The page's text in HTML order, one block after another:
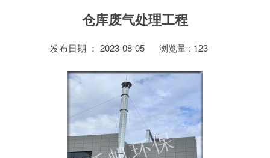
仓库废气处理工程
发布日期 ： 2023-08-05 浏览量 : 123